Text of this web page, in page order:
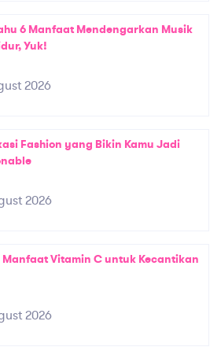
6 Manfaat Mendengarkan Musik
Yuk!
2026
Fashion yang Bikin Kamu Jadi
2026
Manfaat Vitamin C untuk Kecantikan
2026